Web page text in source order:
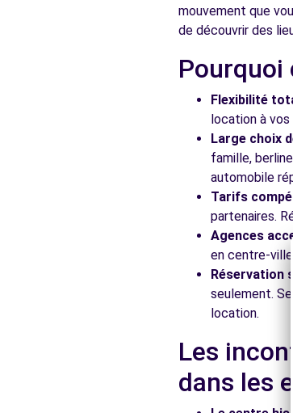
Free2move Rent - ROUTE BLEUE
mouvement que
de découvrir des
Pourquoi
Flexibilité
location à vos
Large choix
famille,
automobile
Tarifs
partenaires.
Agences
en centre-
Réservation
seulement.
location.
Les
dans les